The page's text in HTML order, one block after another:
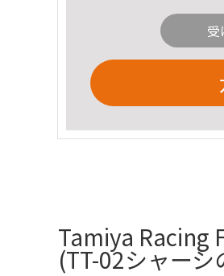
受
Tamiya Racing
(TT-02シャーシ